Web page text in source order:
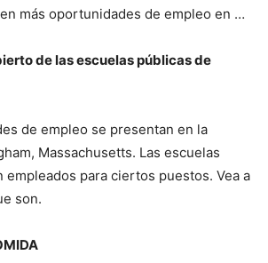
más oportunidades de empleo en …
de las escuelas públicas de
de empleo se presentan en la
Massachusetts. Las escuelas
empleados para ciertos puestos. Vea a
son.